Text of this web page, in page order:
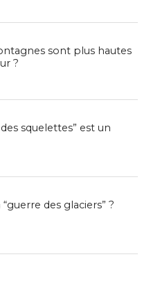
sont plus hautes
?
squelettes” est un
des glaciers” ?